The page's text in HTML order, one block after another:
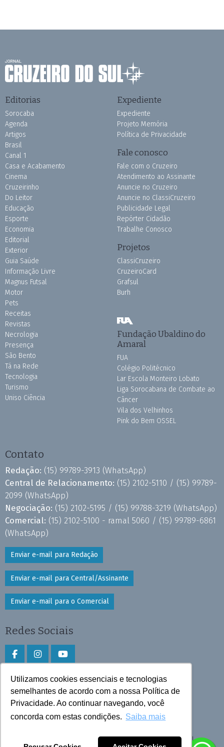
Utilizamos cookies essenciais e tecnologias
semelhantes de acordo com a nossa Política de
Privacidade. Ao continuar navegando, você
concorda com estas condições. Saiba mais
Editorias
Sorocaba
Agenda
Artigos
Brasil
Canal 1
Casa e Acabamento
Cinema
Cruzeirinho
Do Leitor
Educação
Esporte
Economia
Editorial
Exterior
Guia Saúde
Informação Livre
Magnus Futsal
Motor
Pets
Receitas
Revistas
Necrologia
Presença
São Bento
Tá na Rede
Tecnologia
Turismo
Uniso Ciência
Expediente
Expediente
Projeto Memória
Política de Privacidade
Fale conosco
Fale com o Cruzeiro
Atendimento ao Assinante
Anuncie no Cruzeiro
Anuncie no ClassiCruzeiro
Publicidade Legal
Repórter Cidadão
Trabalhe Conosco
Projetos
ClassiCruzeiro
CruzeiroCard
Grafsul
Burh
Fundação Ubaldino do
Amaral
FUA
Colégio Politécnico
Lar Escola Monteiro Lobato
Liga Sorocabana de Combate ao
Câncer
Vila dos Velhinhos
Pink do Bem OSSEL
Contato
Redação: (15) 99789-3913 (WhatsApp)
Central de Relacionamento: (15) 2102-5110 / (15) 99789-
2099 (WhatsApp)
Negociação: (15) 2102-5195 / (15) 99788-3219 (WhatsApp)
Comercial: (15) 2102-5100 - ramal 5060 / (15) 99789-6861
(WhatsApp)
Enviar e-mail para Redação
Enviar e-mail para Central/Assinante
Enviar e-mail para o Comercial
Redes Sociais
Faça download do aplicativo
Play Store e App Store
Todos os direitos reservados © 2026 Cruzeiro do Sul